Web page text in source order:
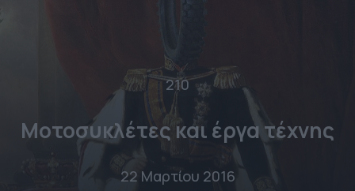
210
Μοτοσυκλέτες και έργα τέχνης
22 Μαρτίου 2016